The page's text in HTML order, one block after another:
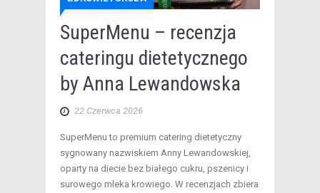
SuperMenu – recenzja
cateringu dietetycznego
by Anna Lewandowska
22 Czerwca 2026
​SuperMenu to premium catering dietetyczny
sygnowany nazwiskiem Anny Lewandowskiej,
oparty na diecie bez białego cukru, pszenicy i
surowego mleka krowiego. W recenzjach zbiera